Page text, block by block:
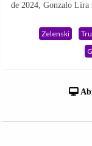
de 2024, Gonzalo Lira
Zelenski